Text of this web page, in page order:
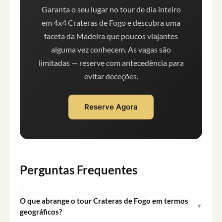
Garanta o seu lugar no tour de dia inteiro
em 4x4 Crateras de Fogo e descubra uma
faceta da Madeira que poucos viajantes
alguma vez conhecem. As vagas são
limitadas — reserve com antecedência para
evitar deceções.
Reserve Agora
Perguntas Frequentes
O que abrange o tour Crateras de Fogo em termos
geográficos?
▼